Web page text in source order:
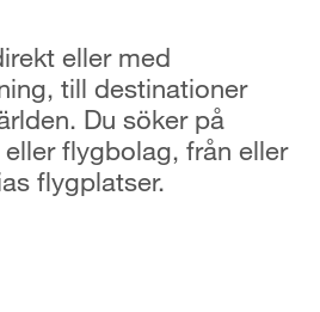
eller med
till destinationer
Du söker på
flygbolag, från eller
flygplatser.